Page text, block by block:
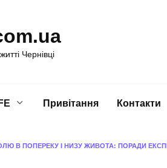
Чернівці
Привітання Контакти
В ПОПЕРЕКУ І НИЗУ ЖИВОТА: ПОРАДИ